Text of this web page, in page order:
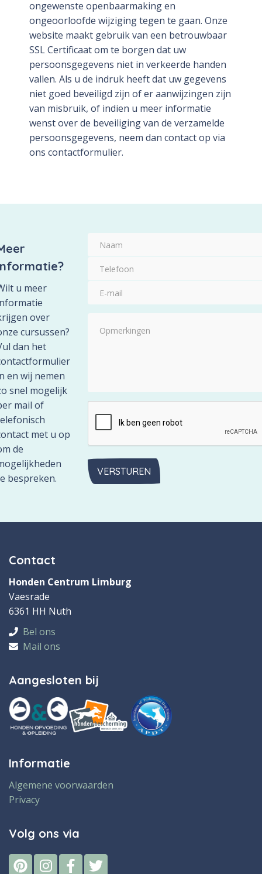
ongewenste openbaarmaking en
ongeoorloofde wijziging tegen te gaan. Onze
website maakt gebruik van een betrouwbaar
SSL Certificaat om te borgen dat uw
persoonsgegevens niet in verkeerde handen
vallen. Als u de indruk heeft dat uw gegevens
niet goed beveiligd zijn of er aanwijzingen zijn
van misbruik, of indien u meer informatie
wenst over de beveiliging van de verzamelde
persoonsgegevens, neem dan contact op via
ons contactformulier.
u meer
over
cursussen?
dan het
en wij nemen
snel mogelijk
mail of
met u op
de
bespreken.
Naam
Telefoon
VERSTUREN
Contact
Honden Centrum Limburg
Vaesrade
6361 HH Nuth
Bel ons
Mail ons
Aangesloten bij
Informatie
Algemene voorwaarden
Privacy
Volg ons via